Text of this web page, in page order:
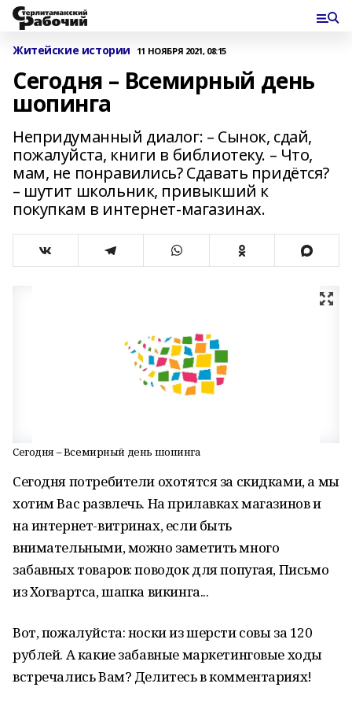
Житейские истории 11 НОЯБРЯ 2021, 08:15
Сегодня – Всемирный день
шопинга
Непридуманный диалог: – Сынок, сдай,
пожалуйста, книги в библиотеку. – Что,
мам, не понравились? Сдавать придётся?
– шутит школьник, привыкший к
покупкам в интернет-магазинах.
Сегодня – Всемирный день шопинга
Сегодня потребители охотятся за скидками, а мы
хотим Вас развлечь. На прилавках магазинов и
на интернет-витринах, если быть
внимательными, можно заметить много
забавных товаров: поводок для попугая, Письмо
из Хогвартса, шапка викинга...
Вот, пожалуйста: носки из шерсти совы за 120
рублей. А какие забавные маркетинговые ходы
встречались Вам? Делитесь в комментариях!